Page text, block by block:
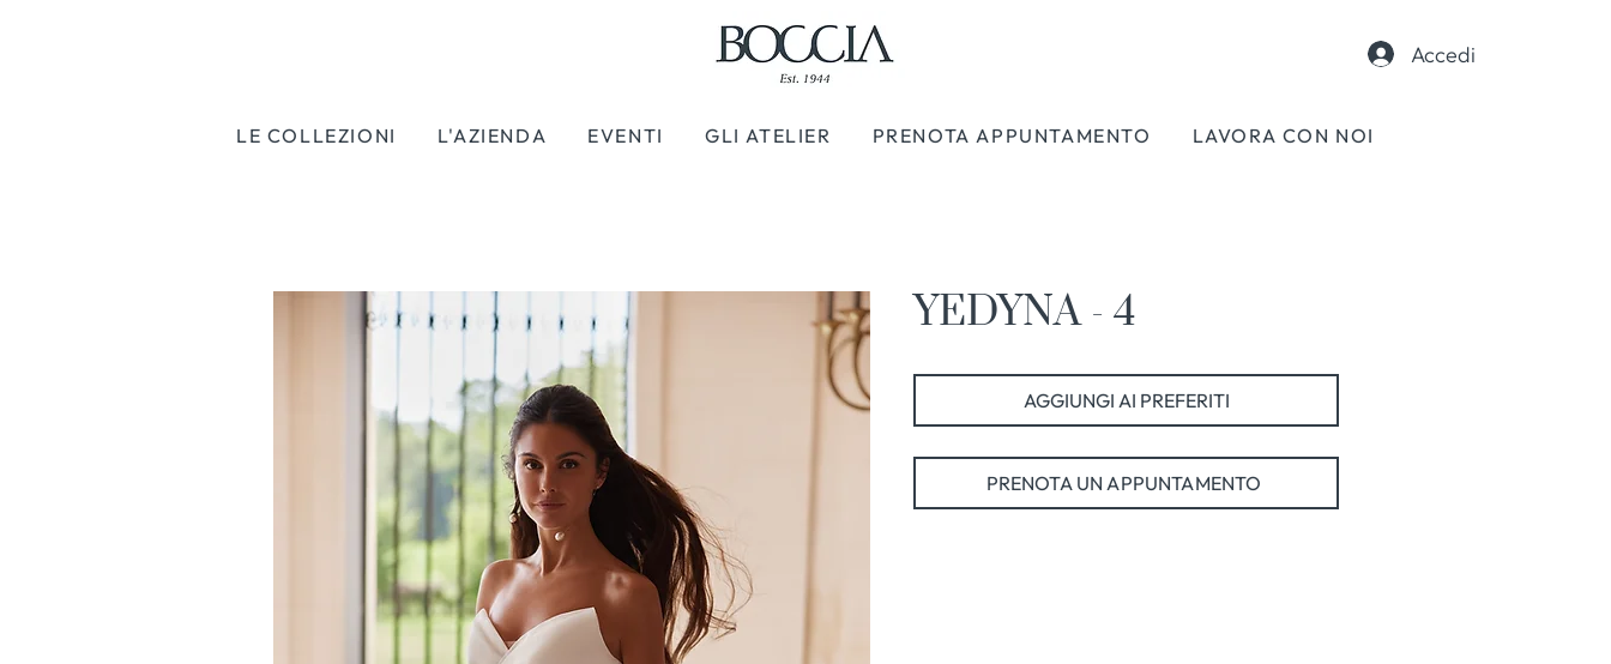
Accedi
LE COLLEZIONI L'AZIENDA EVENTI GLI ATELIER PRENOTA APPUNTAMENTO LAVORA CON NOI
YEDYNA - 4
AGGIUNGI AI PREFERITI
PRENOTA UN APPUNTAMENTO